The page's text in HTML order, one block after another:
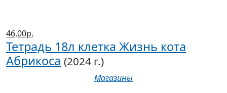
46,00р.
Тетрадь 18л клетка Жизнь кота
Абрикоса (2024 г.)
Магазины